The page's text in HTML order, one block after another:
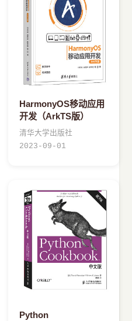
HarmonyOS移动应用
开发（ArkTS版）
清华大学出版社
2023-09-01
Python